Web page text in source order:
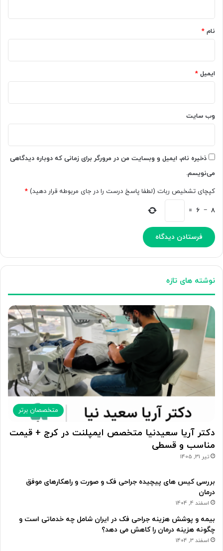
نام *
ایمیل *
وب‌ سایت
ذخیره نام، ایمیل و وبسایت من در مرورگر برای زمانی که دوباره دیدگاهی
می‌نویسم.
کپچای تشخیص ربات (لطفا پاسخ درست را در جای مربوطه قرار دهید) *
8
−
6
=
نوشته های تازه
متخصصان برتر
دکتر آریا سعیدنیا متخصص ایمپلنت در کرج + قیمت
مناسب و قسطی
تیر 31, 1405
بررسی کیس های پیچیده جراحی فک و صورت و راهکارهای موفق
درمان
اسفند 4, 1404
بیمه و پوشش هزینه جراحی فک در ایران شامل چه خدماتی است و
چگونه هزینه درمان را کاهش می دهد؟
اسفند 3, 1404